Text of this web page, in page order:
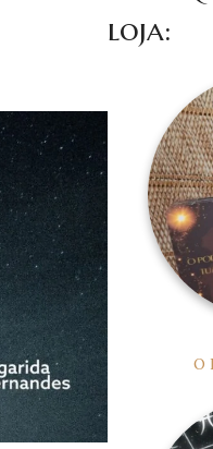
loja:
O